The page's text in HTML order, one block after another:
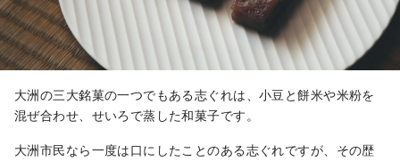
大洲の三大銘菓の一つでもある志ぐれは、小豆と餅米や米粉を
混ぜ合わせ、せいろで蒸した和菓子です。
大洲市民なら一度は口にしたことのある志ぐれですが、その歴